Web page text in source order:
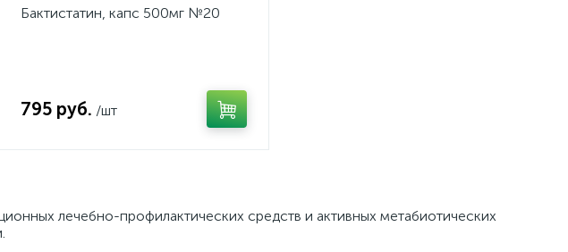
Бактистатин, капс 500мг №20
795 руб. /шт
лечебно-профилактических средств и активных метабиотических